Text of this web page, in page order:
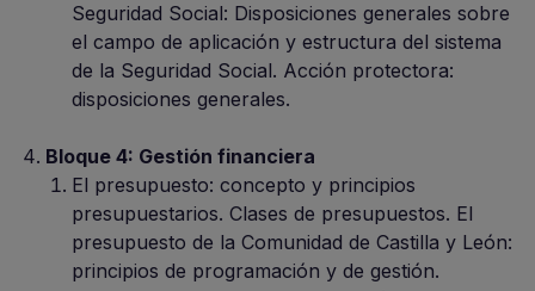
Seguridad Social: Disposiciones generales sobre
el campo de aplicación y estructura del sistema
de la Seguridad Social. Acción protectora:
disposiciones generales.
Bloque 4: Gestión financiera
El presupuesto: concepto y principios
presupuestarios. Clases de presupuestos. El
presupuesto de la Comunidad de Castilla y León:
principios de programación y de gestión.